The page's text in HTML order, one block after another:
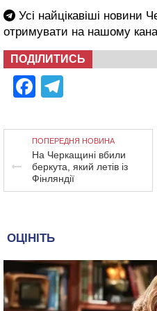
Усі найцікавіші новини
отримувати на нашому
ПОДІЛИТИСЬ
Facebook
ПОПЕРЕДНЯ НОВИНА
На Черкащині вбили
беркута, який летів із
Фінляндії